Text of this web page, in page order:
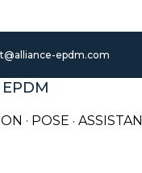
epdm.com
· POSE ·